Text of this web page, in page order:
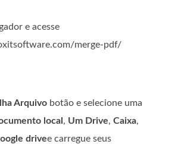
e acesse
merge-pdf/
Arquivo botão e selecione uma
local , Um Drive, Caixa,
drivee carregue seus